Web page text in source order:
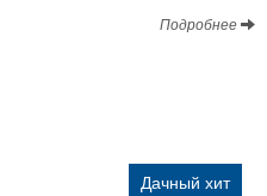
Подробнее
Дачный хит